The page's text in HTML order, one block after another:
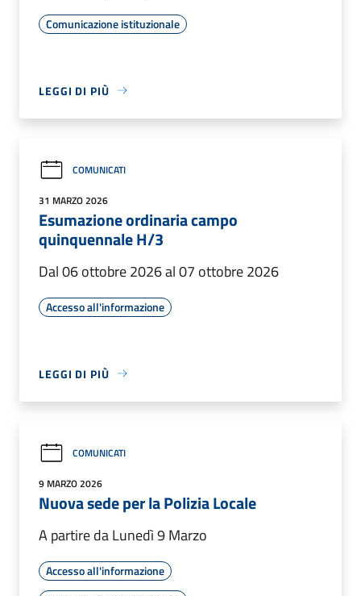
Comunicazione istituzionale
LEGGI DI PIÙ
COMUNICATI
31 MARZO 2026
Esumazione ordinaria campo
quinquennale H/3
Dal 06 ottobre 2026 al 07 ottobre 2026
Accesso all'informazione
LEGGI DI PIÙ
COMUNICATI
9 MARZO 2026
Nuova sede per la Polizia Locale
A partire da Lunedì 9 Marzo
Accesso all'informazione